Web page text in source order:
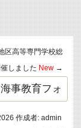
区高等専門学校総
しました New →
事教育フォ
作成者: admin